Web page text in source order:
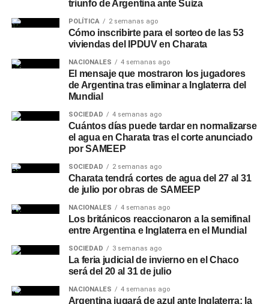
triunfo de Argentina ante Suiza
POLÍTICA 2 semanas ago
Cómo inscribirte para el sorteo de las 53
viviendas del IPDUV en Charata
NACIONALES 4 semanas ago
El mensaje que mostraron los jugadores
de Argentina tras eliminar a Inglaterra del
Mundial
SOCIEDAD 4 semanas ago
Cuántos días puede tardar en normalizarse
el agua en Charata tras el corte anunciado
por SAMEEP
SOCIEDAD 2 semanas ago
Charata tendrá cortes de agua del 27 al 31
de julio por obras de SAMEEP
NACIONALES 4 semanas ago
Los británicos reaccionaron a la semifinal
entre Argentina e Inglaterra en el Mundial
SOCIEDAD 3 semanas ago
La feria judicial de invierno en el Chaco
será del 20 al 31 de julio
NACIONALES 4 semanas ago
Argentina jugará de azul ante Inglaterra: la